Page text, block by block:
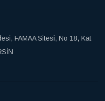
FAMAA Sitesi, No 18, Kat